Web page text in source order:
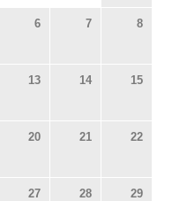
6 7 8
13 14 15
20 21 22
27 28 29